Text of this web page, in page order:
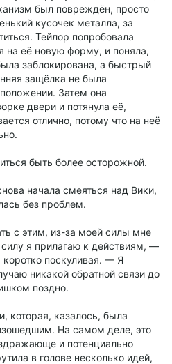
был повреждён, просто
кусочек металла, за
Тейлор попробовала
на её новую форму, и поняла,
заблокирована, а быстрый
защёлка не была
Затем она
двери и потянула её,
отлично, потому что на неё
быть более осторожной.
начала смеяться над Вики,
без проблем.
с этим, из-за моей силы мне
я прилагаю к действиям, —
коротко поскуливая. — Я
никакой обратной связи до
поздно.
которая, казалось, была
На самом деле, это
и потенциально
в голове несколько идей,